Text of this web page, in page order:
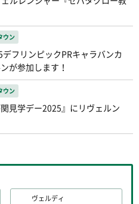
ウン
フリンピックPRキャラバンカ
が参加します！
ウン
見学デー2025』にリヴェルン
ヴェルディ